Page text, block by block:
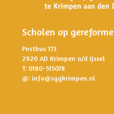
Scholen op
Postbus 173
2920 AD Krimpen a/d IJssel
T: 0180-515078
@: info@sggkrimpen.nl